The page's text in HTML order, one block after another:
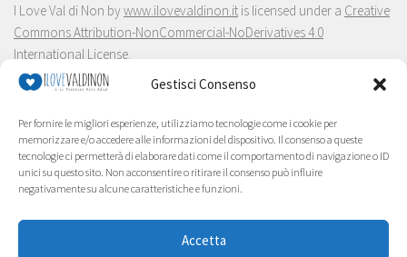
Gestisci Consenso
Per fornire le migliori esperienze, utilizziamo tecnologie come i cookie per
memorizzare e/o accedere alle informazioni del dispositivo. Il consenso a queste
tecnologie ci permetterà di elaborare dati come il comportamento di navigazione o ID
unici su questo sito. Non acconsentire o ritirare il consenso può influire
negativamente su alcune caratteristiche e funzioni.
Accetta
I Love Val di Non bywww.ilovevaldinon.it is licensed under a Creative
Commons Attribution-NonCommercial-NoDerivatives 4.0
International License.